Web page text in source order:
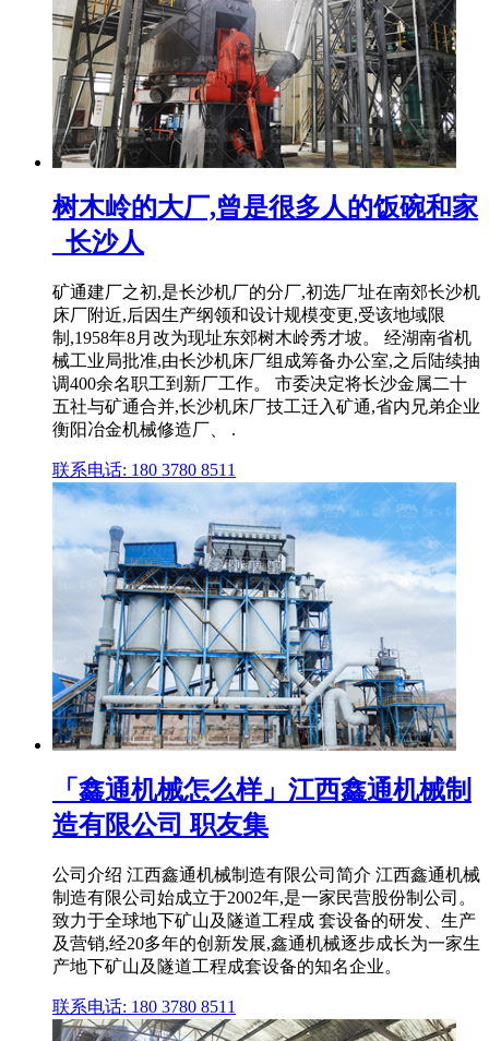
树木岭的大厂,曾是很多人的饭碗和家
_长沙人
矿通建厂之初,是长沙机厂的分厂,初选厂址在南郊长沙机
床厂附近,后因生产纲领和设计规模变更,受该地域限
制,1958年8月改为现址东郊树木岭秀才坡。 经湖南省机
械工业局批准,由长沙机床厂组成筹备办公室,之后陆续抽
调400余名职工到新厂工作。 市委决定将长沙金属二十
五社与矿通合并,长沙机床厂技工迁入矿通,省内兄弟企业
衡阳冶金机械修造厂、 .
联系电话: 180 3780 8511
「鑫通机械怎么样」江西鑫通机械制
造有限公司 职友集
公司介绍 江西鑫通机械制造有限公司简介 江西鑫通机械
制造有限公司始成立于2002年,是一家民营股份制公司。
致力于全球地下矿山及隧道工程成 套设备的研发、生产
及营销,经20多年的创新发展,鑫通机械逐步成长为一家生
产地下矿山及隧道工程成套设备的知名企业。
联系电话: 180 3780 8511